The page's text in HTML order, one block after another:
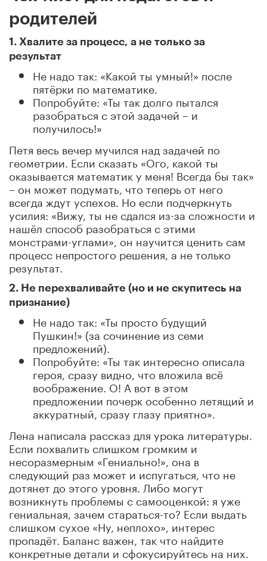
родителей
1. Хвалите за процесс, а не только за
результат
Не надо так: «Какой ты умный!» после
пятёрки по математике.
Попробуйте: «Ты так долго пытался
разобраться с этой задачей – и
получилось!»
Петя весь вечер мучился над задачей по
геометрии. Если сказать «Ого, какой ты
оказывается математик у меня! Всегда бы так»
– он может подумать, что теперь от него
всегда ждут успехов. Но если подчеркнуть
усилия: «Вижу, ты не сдался из-за сложности и
нашёл способ разобраться с этими
монстрами-углами», он научится ценить сам
процесс непростого решения, а не только
результат.
2. Не перехваливайте (но и не скупитесь на
признание)
Не надо так: «Ты просто будущий
Пушкин!» (за сочинение из семи
предложений).
Попробуйте: «Ты так интересно описала
героя, сразу видно, что вложила всё
воображение. О! А вот в этом
предложении почерк особенно летящий и
аккуратный, сразу глазу приятно».
Лена написала рассказ для урока литературы.
Если похвалить слишком громким и
несоразмерным «Гениально!», она в
следующий раз может и испугаться, что не
дотянет до этого уровня. Либо могут
возникнуть проблемы с самооценкой: я уже
гениальная, зачем стараться-то? Если выдать
слишком сухое «Ну, неплохо», интерес
пропадёт. Баланс важен, так что найдите
конкретные детали и сфокусируйтесь на них.